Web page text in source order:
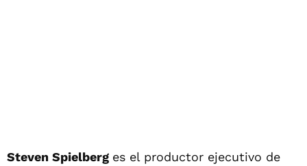
Steven Spielberg es el productor ejecutivo de